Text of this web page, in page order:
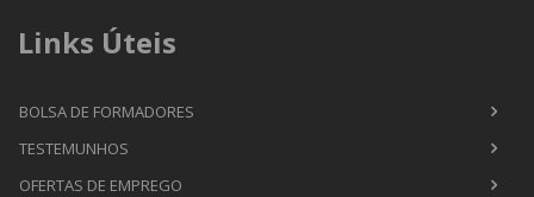
Links Úteis
BOLSA DE FORMADORES
TESTEMUNHOS
OFERTAS DE EMPREGO